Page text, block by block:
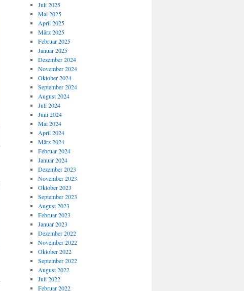
Juli 2025
Mai 2025
April 2025
März 2025
Februar 2025
Januar 2025
Dezember 2024
November 2024
Oktober 2024
September 2024
August 2024
Juli 2024
Juni 2024
Mai 2024
April 2024
März 2024
Februar 2024
Januar 2024
Dezember 2023
November 2023
Oktober 2023
September 2023
August 2023
Februar 2023
Januar 2023
Dezember 2022
November 2022
Oktober 2022
September 2022
August 2022
Juli 2022
Februar 2022